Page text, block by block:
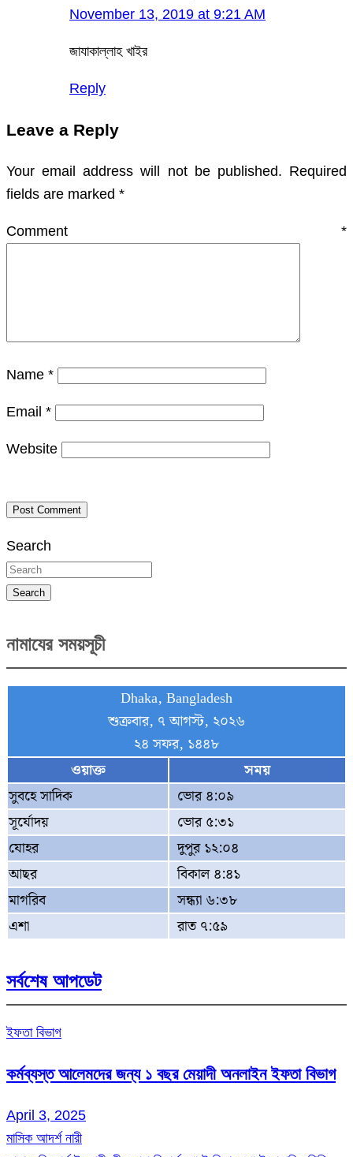
November 13, 2019 at 9:21 AM
জাযাকাল্লাহ খাইর
Reply
Leave a Reply
Your email address will not be published. Required
fields are marked *
Comment *
Name *
Email *
Website
Search
Search
নামাযের সময়সূচী
Dhaka, Bangladesh
শুক্রবার, ৭ আগস্ট, ২০২৬
২৪ সফর, ১৪৪৮
ওয়াক্ত
সময়
সুবহে সাদিক
ভোর ৪:০৯
সূর্যোদয়
ভোর ৫:৩১
যোহর
দুপুর ১২:০৪
আছর
বিকাল ৪:৪১
মাগরিব
সন্ধ্যা ৬:৩৮
এশা
রাত ৭:৫৯
সর্বশেষ আপডেট
ইফতা বিভাগ
কর্মব্যস্ত আলেমদের জন্য ১ বছর মেয়াদী অনলাইন ইফতা বিভাগ
April 3, 2025
মাসিক আদর্শ নারী